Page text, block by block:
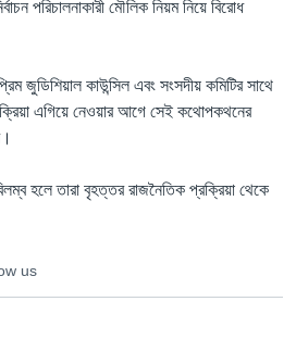
পরিচালনাকারী মৌলিক নিয়ম নিয়ে বিরোধ
জুডিশিয়াল কাউন্সিল এবং সংসদীয় কমিটির সাথে
এগিয়ে নেওয়ার আগে সেই কথোপকথনের
হলে তারা বৃহত্তর রাজনৈতিক প্রক্রিয়া থেকে
us